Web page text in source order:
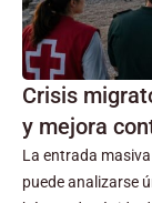
Crisis
y mejora
La entrada
puede analizarse